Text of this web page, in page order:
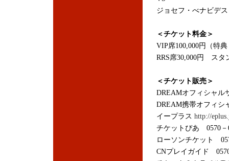
ジョセフ・べナビデ
＜チケット料金＞
VIP席100,000円（特
RRS席30,000円 スタ
＜チケット販売＞
DREAMオフィシャ
DREAM携帯オフィ
イープラス http://
チケットぴあ 0570－
ローソンチケット
CNプレイガイド